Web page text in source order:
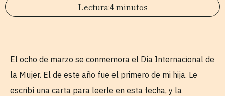
4 minutos
El ocho de marzo se conmemora el Día Internacional de
la Mujer. El de este año fue el primero de mi hija. Le
escribí una carta para leerle en esta fecha, y la